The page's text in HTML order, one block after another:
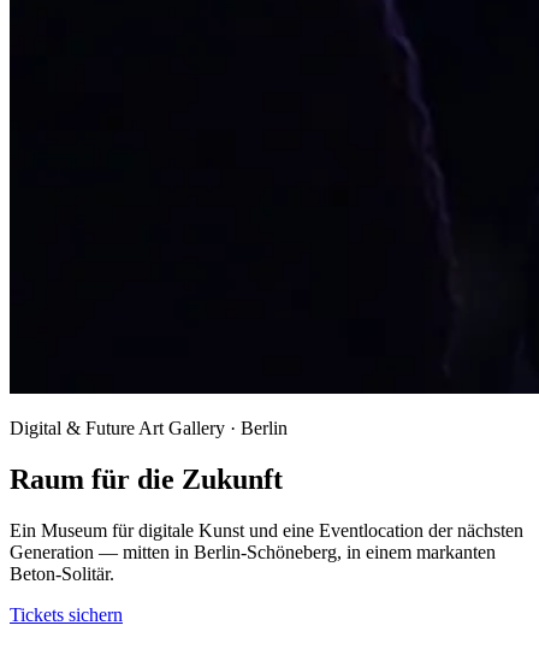
Digital & Future Art Gallery · Berlin
Raum für die Zukunft
Ein Museum für digitale Kunst und eine Eventlocation der nächsten
Generation — mitten in Berlin-Schöneberg, in einem markanten
Beton-Solitär.
Tickets sichern